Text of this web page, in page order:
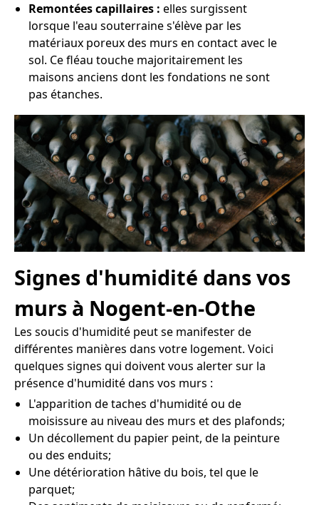
Remontées capillaires : elles surgissent
lorsque l'eau souterraine s'élève par les
matériaux poreux des murs en contact avec le
sol. Ce fléau touche majoritairement les
maisons anciens dont les fondations ne sont
pas étanches.
Signes d'humidité dans vos
murs à Nogent-en-Othe
Les soucis d'humidité peut se manifester de
différentes manières dans votre logement. Voici
quelques signes qui doivent vous alerter sur la
présence d'humidité dans vos murs :
L'apparition de taches d'humidité ou de
moisissure au niveau des murs et des plafonds;
Un décollement du papier peint, de la peinture
ou des enduits;
Une détérioration hâtive du bois, tel que le
parquet;